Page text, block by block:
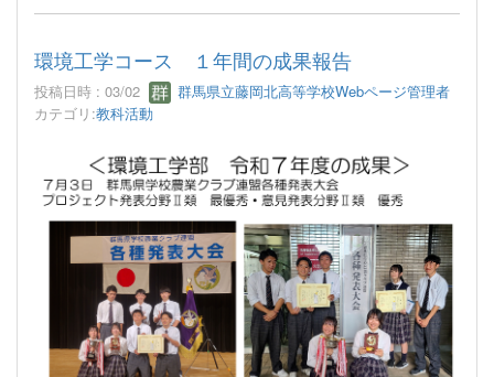
環境工学コース １年間の成果報告
投稿日時 : 03/02
群馬県立藤岡北高等学校Webページ管理者
カテゴリ:教科活動